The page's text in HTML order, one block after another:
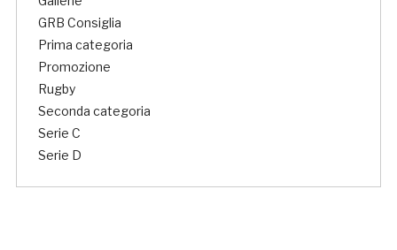
GRB Consiglia
Prima categoria
Promozione
Rugby
Seconda categoria
Serie C
Serie D